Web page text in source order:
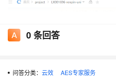
0条回答
问答分类： 云效
AES专家服务